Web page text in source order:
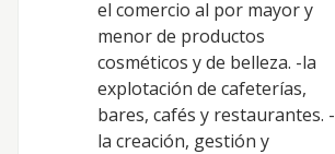
el comercio al por mayor y
menor de productos
cosméticos y de belleza. -la
explotación de cafeterías,
bares, cafés y restaurantes. -
la creación, gestión y